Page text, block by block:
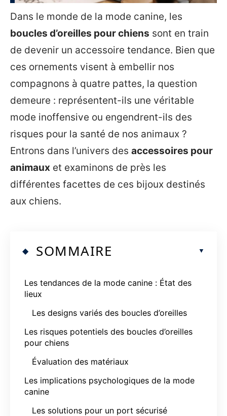
Dans le monde de la mode canine, les
boucles d’oreilles pour chiens sont en train
de devenir un accessoire tendance. Bien que
ces ornements visent à embellir nos
compagnons à quatre pattes, la question
demeure : représentent-ils une véritable
mode inoffensive ou engendrent-ils des
risques pour la santé de nos animaux ?
Entrons dans l’univers des accessoires pour
animaux et examinons de près les
différentes facettes de ces bijoux destinés
aux chiens.
SOMMAIRE
Les tendances de la mode canine : État des
lieux
Les designs variés des boucles d’oreilles
Les risques potentiels des boucles d’oreilles
pour chiens
Évaluation des matériaux
Les implications psychologiques de la mode
canine
Les solutions pour un port sécurisé